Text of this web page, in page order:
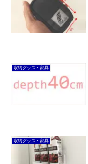
収納グッズ・家具
収納グッズ・家具